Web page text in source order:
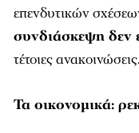
επενδυτικών
συνδιάσκεψη δεν
τέτοιες ανακοινώσεις.
Τα οικονομικά: